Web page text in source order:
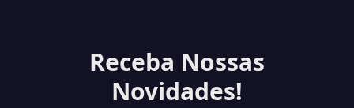
Receba Nossas
Novidades!